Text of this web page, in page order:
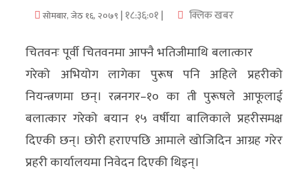
वाणिज्य
मनाेरञ्जन
विज्ञान
प्रविधि
अन्तरर्वार्ता
सोमबार, जेठ १६, २०७९ | १८:३६:०१ | क्लिक खबर
चितवनः पूर्वी चितवनमा आफ्नै भतिजीमाथि बलात्कार
गरेको अभियोग लागेका पुरूष पनि अहिले प्रहरीको
नियन्त्रणमा छन्। रत्ननगर–१० का ती पुरूषले आफूलाई
बलात्कार गरेको बयान १५ वर्षीया बालिकाले प्रहरीसमक्ष
दिएकी छन्। छोरी हराएपछि आमाले खोजिदिन आग्रह गरेर
प्रहरी कार्यालयमा निवेदन दिएकी थिइन्।